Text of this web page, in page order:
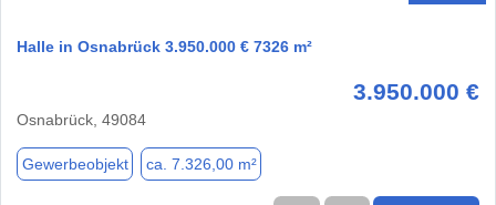
Halle in Osnabrück 3.950.000 € 7326 m²
3.950.000 €
Osnabrück, 49084
Gewerbeobjekt ca. 7.326,00 m²